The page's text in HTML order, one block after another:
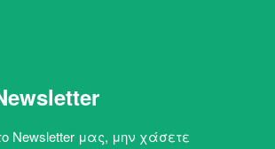
Newsletter μας, μην χάσετε